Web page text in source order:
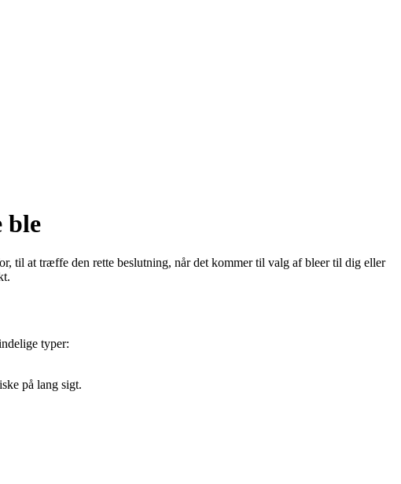
ble
til at træffe den rette beslutning, når det kommer til valg af bleer til dig eller
typer:
på lang sigt.